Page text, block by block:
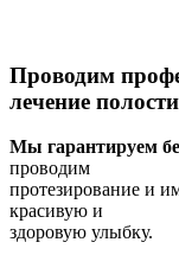
Проводим
лечение
Мы гарантируем
проводим
протезирование и
красивую и
здоровую улыбку.